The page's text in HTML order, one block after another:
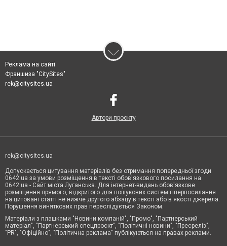
Реклама на сайті
Франшиза "CitySites"
rek@citysites.ua
Автори проєкту
rek@citysites.ua
Допускається цитування матеріалів без отримання попередньої згоди
0642.ua за умови розміщення в тексті обов'язкового посилання на
0642.ua - Сайт міста Луганська. Для інтернет-видань обов'язкове
розміщення прямого, відкритого для пошукових систем гіперпосилання
на цитовані статті не нижче другого абзацу в тексті або в якості джерела.
Порушення виняткових прав переслідується Законом.
Матеріали з плашками "Новини компаній", "Промо", "Партнерський
матеріал", "Партнерський спецпроєкт", "Політичні новини", "Пресреліз",
"PR", "Офіційно", "Політична реклама" публікуються на правах реклами.